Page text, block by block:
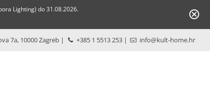
Lighting) do 31.08.2026.
7a, 10000 Zagreb | +385 1 5513 253 | info@kult-home.hr